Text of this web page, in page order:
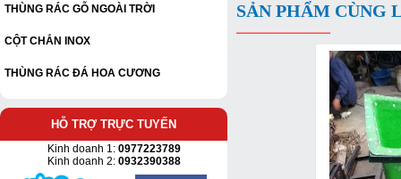
THÙNG RÁC GỖ NGOÀI TRỜI
CỘT CHẮN INOX
THÙNG RÁC ĐÁ HOA CƯƠNG
HỖ TRỢ TRỰC TUYẾN
Kinh doanh 1:0977223789
Kinh doanh 2: 0932390388
SẢN PHẨM CÙNG